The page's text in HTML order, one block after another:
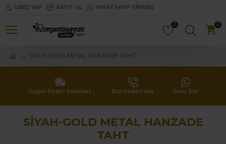
GIRIŞ YAP KAYIT OL WHATSAPP SIPARIŞ
0 0
SİYAH-GOLD METAL HANZADE TAHT
Uygun Fiyatlı Sevkiyat Bizi Hemen Ara Soru Sor
SİYAH-GOLD METAL HANZADE
TAHT